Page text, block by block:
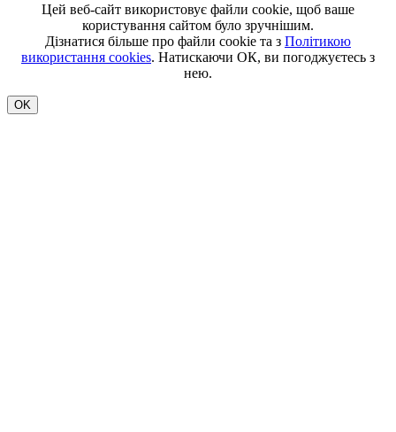
Цей веб-сайт використовує файли cookie, щоб ваше
користування сайтом було зручнішим.
Дізнатися більше про файли cookie та з Політикою
використання cookies. Натискаючи ОК, ви погоджуєтесь з
нею.
OK